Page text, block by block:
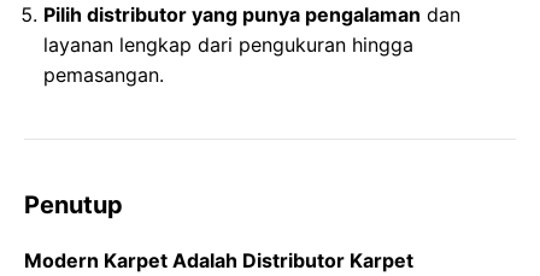
Pilih distributor yang punya pengalaman dan
layanan lengkap dari pengukuran hingga
pemasangan.
Penutup
Modern Karpet Adalah Distributor Karpet